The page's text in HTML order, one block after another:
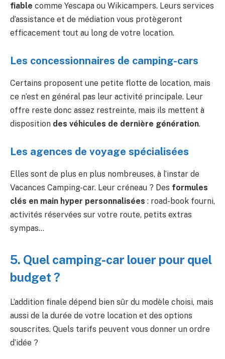
fiable comme Yescapa ou Wikicampers. Leurs services
d’assistance et de médiation vous protègeront
efficacement tout au long de votre location.
Les concessionnaires de camping-cars
Certains proposent une petite flotte de location, mais
ce n’est en général pas leur activité principale. Leur
offre reste donc assez restreinte, mais ils mettent à
disposition des véhicules de dernière génération.
Les agences de voyage spécialisées
Elles sont de plus en plus nombreuses, à l’instar de
Vacances Camping-car. Leur créneau ? Des formules
clés en main hyper personnalisées : road-book fourni,
activités réservées sur votre route, petits extras
sympas…
5. Quel camping-car louer pour quel
budget ?
L’addition finale dépend bien sûr du modèle choisi, mais
aussi de la durée de votre location et des options
souscrites. Quels tarifs peuvent vous donner un ordre
d’idée ?